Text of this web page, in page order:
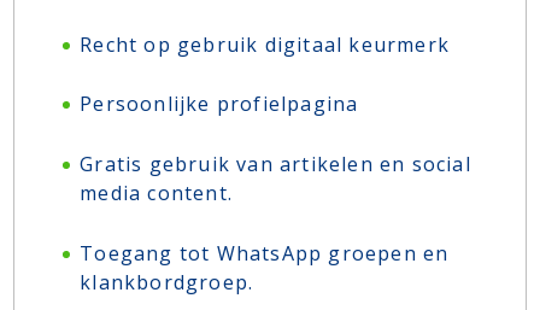
Recht op gebruik digitaal keurmerk
Persoonlijke profielpagina
Gratis gebruik van artikelen en social
media content.
Toegang tot WhatsApp groepen en
klankbordgroep.